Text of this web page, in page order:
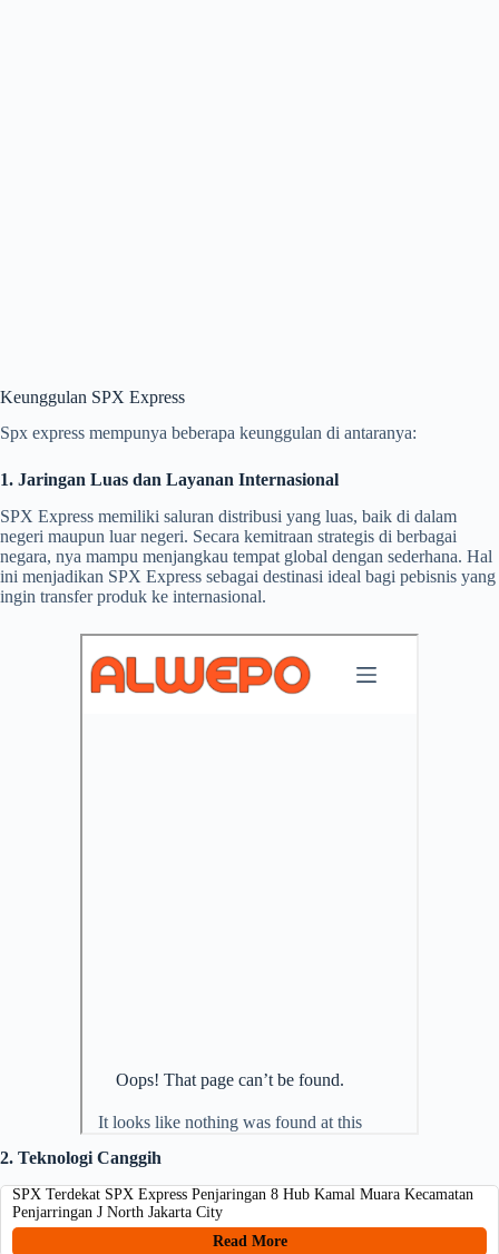
Keunggulan SPX Express
Spx express mempunya beberapa keunggulan di antaranya:
1. Jaringan Luas dan Layanan Internasional
SPX Express memiliki saluran distribusi yang luas, baik di dalam
negeri maupun luar negeri. Secara kemitraan strategis di berbagai
negara, nya mampu menjangkau tempat global dengan sederhana. Hal
ini menjadikan SPX Express sebagai destinasi ideal bagi pebisnis yang
ingin transfer produk ke internasional.
2. Teknologi Canggih
SPX Terdekat SPX Express Penjaringan 8 Hub Kamal Muara Kecamatan
Penjarringan J North Jakarta City
Read More